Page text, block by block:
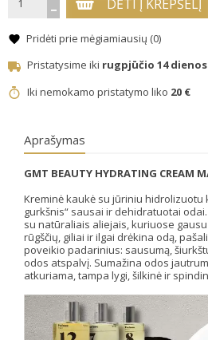
DĖTI Į KREPŠELĮ
Pridėti prie mėgiamiausių (0)
Pristatysime iki rugpjūčio 14 dienos
Iki nemokamo pristatymo liko 20 €
Aprašymas
GMT BEAUTY HYDRATING CREAM
Kreminė kaukė su jūriniu hidrolizuotu
gurkšnis“ sausai ir dehidratuotai
su natūraliais aliejais, kuriuose
rūgščių, giliai ir ilgai drėkina odą,
poveikio padarinius: sausumą,
odos atspalvį. Sumažina odos
atkuriama, tampa lygi, šilkinė ir